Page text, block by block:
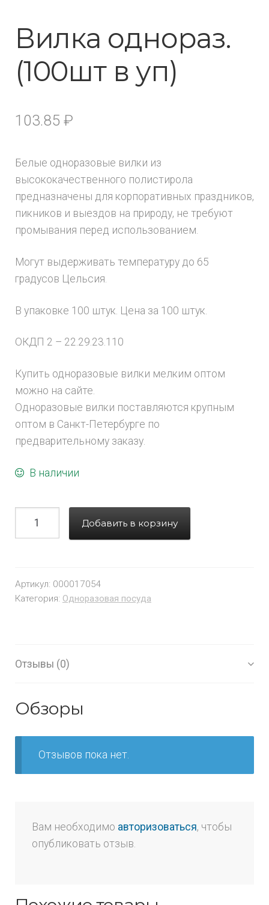
Вилка однораз.
(100шт в уп)
103.85 ₽
Белые одноразовые вилки из
высококачественного полистирола
предназначены для корпоративных праздников,
пикников и выездов на природу, не требуют
промывания перед использованием.
Могут выдерживать температуру до 65
градусов Цельсия.
В упаковке 100 штук. Цена за 100 штук.
ОКДП 2 – 22.29.23.110
Купить одноразовые вилки мелким оптом
можно на сайте.
Одноразовые вилки поставляются крупным
оптом в Санкт-Петербурге по
предварительному заказу.
В наличии
Добавить в корзину
Артикул: 000017054
Категория: Одноразовая посуда
Отзывы (0)
Обзоры
Отзывов пока нет.
Вам необходимо авторизоваться, чтобы
опубликовать отзыв.